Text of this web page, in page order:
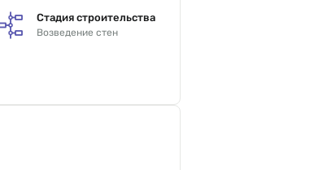
Стадия строительства
Возведение стен